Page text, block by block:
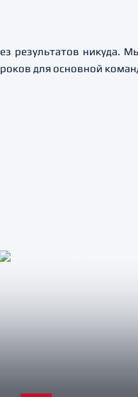
результатов никуда.
для основной